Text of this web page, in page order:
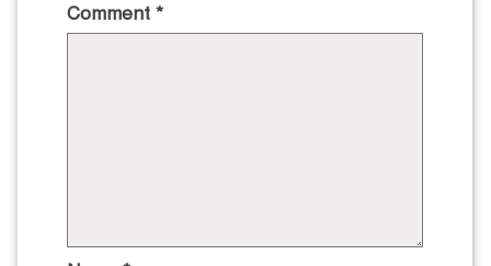
Comment *